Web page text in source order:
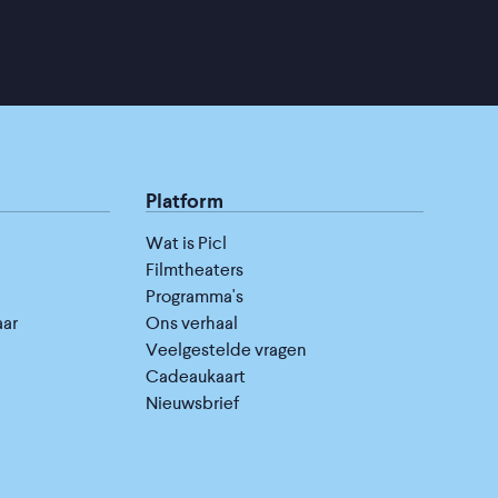
Platform
Wat is Picl
Filmtheaters
Programma's
Ons verhaal
Veelgestelde vragen
Cadeaukaart
Nieuwsbrief